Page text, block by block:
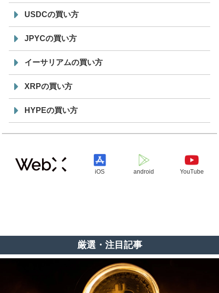
USDCの買い方
JPYCの買い方
イーサリアムの買い方
XRPの買い方
HYPEの買い方
iOS android YouTube
厳選・注目記事